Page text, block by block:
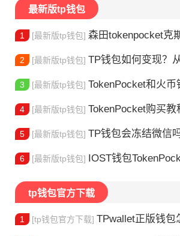
最新版tp钱包
1 [最新版tp钱包] 森田tokenpocket克
2 [最新版tp钱包] TP钱包如何变现？从USDT
3 [最新版tp钱包] TokenPocket和火币钱包
4 [最新版tp钱包] TokenPocket购买教程：
5 [最新版tp钱包] TP钱包会冻结微信
6 [最新版tp钱包] IOST钱包TokenPocket找回方法详
tp钱包官方下载
1 [tp钱包官方下载] TPwallet正版钱包怎么找